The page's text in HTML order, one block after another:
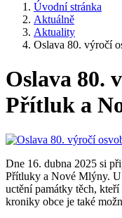
Úvodní stránka
Aktuálně
Aktuality
Oslava 80. výročí
Oslava 80.
Přítluk a
Dne 16. dubna 2025 si
Přítluky a Nové Mlýny. U
uctění památky těch,
kroniky obce je také